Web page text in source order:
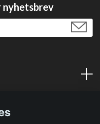
nyhetsbrev